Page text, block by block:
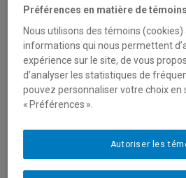
Crédit photographique : Thierry
Finlayson Art Area 2026
Tampere, Finlande
Les professeures
théâtre) etJulie Trudel(École
Préférences en matière de témoins
Nous utilisons des témoins
informations qui nous permettent
expérience sur le site, de vous
d’analyser les statistiques de
pouvez personnaliser votre choix en
« Préférences ».
Autoriser les